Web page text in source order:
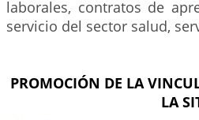
laborales, contratos de
servicio del sector salud,
PROMOCIÓN DE LA
LA